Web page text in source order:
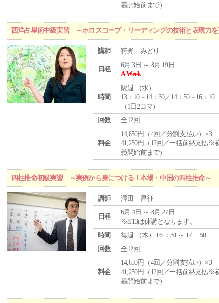
義開始前まで）
西洋占星術中級実習 ～ホロスコープ・リーディングの技術と表現力
講師 狩野 みどり
日程
6月 3日 ～ 8月 19日
A Week
時間
隔週 （水）
13：10～14：30／14：50～16：10
（1日2コマ）
回数
全12回
料金
14,850円（4回／分割支払い）×3
41,250円（12回／一括前納支払※
義開始前まで）
四柱推命初級実習 ～実例から身につける！本場・中国の四柱推命～
講師 澤田 昌征
日程
6月 4日 ～ 8月 27日
※8/13は休講となります。
時間
毎週 （木） 16 ：30 ～ 17 ：50
回数
全12回
料金
14,850円（4回／分割支払い）×3
41,250円（12回／一括前納支払※
義開始前まで）